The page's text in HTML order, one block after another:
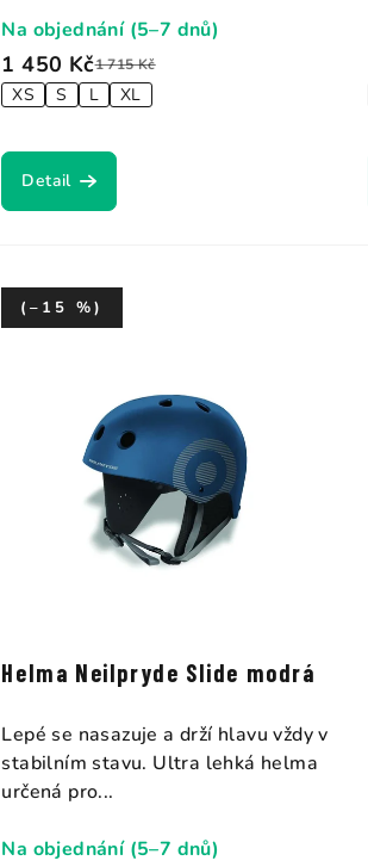
1 450 Kč1 715 Kč
XS S L XL
Na objednání (5–7 dnů)
Detail
Helma Neilpryde Slide modrá
(–15 %)
Na objednání (5–7 dnů)
Lepé se nasazuje a drží hlavu vždy v
stabilním stavu. Ultra lehká helma
určená pro...